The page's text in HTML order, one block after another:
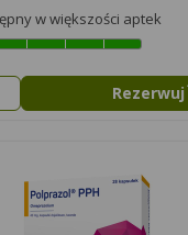
w większości aptek
Rezerwuj